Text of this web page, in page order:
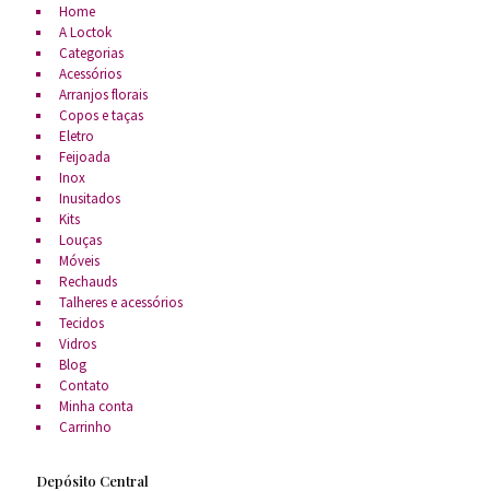
Home
A Loctok
Categorias
Acessórios
Arranjos florais
Copos e taças
Eletro
Feijoada
Inox
Inusitados
Kits
Louças
Móveis
Rechauds
Talheres e acessórios
Tecidos
Vidros
Blog
Contato
Minha conta
Carrinho
Depósito Central